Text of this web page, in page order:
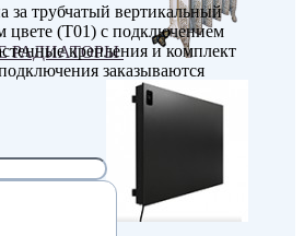
РАДИАТОРЫ
за трубчатый вертикальный
цвете (Т01) с подключением
крепления и комплект
заказываются